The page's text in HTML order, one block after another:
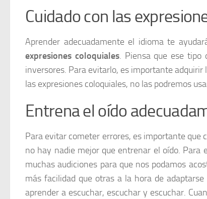
Cuidado con las
Aprender adecuadamente el idioma te
expresiones coloquiales. Piensa que ese tipo
inversores. Para evitarlo, es importante
las expresiones coloquiales, no las podremos
Entrena el oído
Para evitar cometer errores, es importante que
no hay nadie mejor que entrenar el oído. Para
muchas audiciones para que nos podamos
más facilidad que otras a la hora de
aprender a escuchar, escuchar y escuchar.